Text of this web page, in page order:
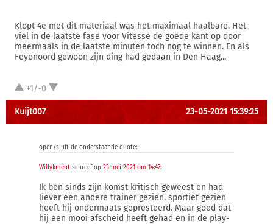
Klopt 4e met dit materiaal was het maximaal haalbare. Het
viel in de laatste fase voor Vitesse de goede kant op door
meermaals in de laatste minuten toch nog te winnen. En als
Feyenoord gewoon zijn ding had gedaan in Den Haag...
+1/-0
Kuijt007 23-05-2021 15:39:25
open/sluit de onderstaande quote:
Willykment schreef op 23 mei 2021 om 14:47:
Ik ben sinds zijn komst kritisch geweest en had
liever een andere trainer gezien, sportief gezien
heeft hij ondermaats gepresteerd. Maar goed dat
hij een mooi afscheid heeft gehad en in de play-